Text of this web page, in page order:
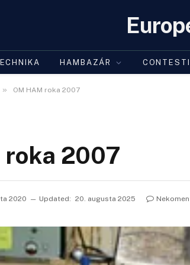
HAMBAZÁR
» OM HAM roka 2007
roka 2007
2020 Updated: 20. augusta 2025